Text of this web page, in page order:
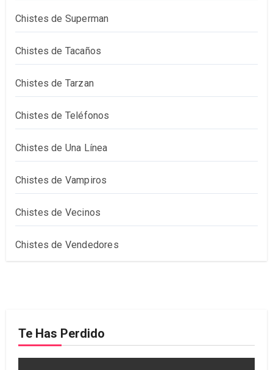
Chistes de Superman
Chistes de Tacaños
Chistes de Tarzan
Chistes de Teléfonos
Chistes de Una Línea
Chistes de Vampiros
Chistes de Vecinos
Chistes de Vendedores
Te Has Perdido